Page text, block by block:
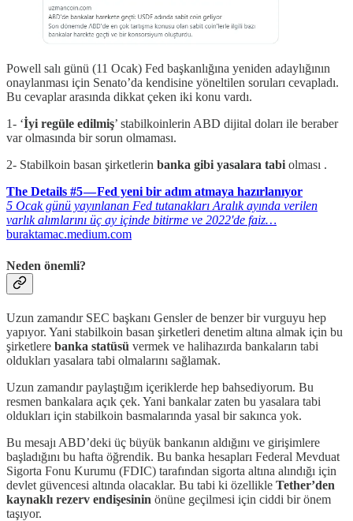
Powell salı günü (11 Ocak) Fed başkanlığına yeniden adaylığının
onaylanması için Senato’da kendisine yöneltilen soruları cevapladı.
Bu cevaplar arasında dikkat çeken iki konu vardı.
1- ‘İyi regüle edilmiş’ stabilkoinlerin ABD dijital doları ile beraber
var olmasında bir sorun olmaması.
2- Stabilkoin basan şirketlerin banka gibi yasalara tabi olması .
The Details #5 — Fed yeni bir adım atmaya hazırlanıyor
5 Ocak günü yayınlanan Fed tutanakları Aralık ayında verilen
varlık alımlarını üç ay içinde bitirme ve 2022'de faiz…
buraktamac.medium.com
Neden önemli?
Uzun zamandır SEC başkanı Gensler de benzer bir vurguyu hep
yapıyor. Yani stabilkoin basan şirketleri denetim altına almak için bu
şirketlere banka statüsü vermek ve halihazırda bankaların tabi
oldukları yasalara tabi olmalarını sağlamak.
Uzun zamandır paylaştığım içeriklerde hep bahsediyorum. Bu
resmen bankalara açık çek. Yani bankalar zaten bu yasalara tabi
oldukları için stabilkoin basmalarında yasal bir sakınca yok.
Bu mesajı ABD’deki üç büyük bankanın aldığını ve girişimlere
başladığını bu hafta öğrendik. Bu banka hesapları Federal Mevduat
Sigorta Fonu Kurumu (FDIC) tarafından sigorta altına alındığı için
devlet güvencesi altında olacaklar. Bu tabi ki özellikle Tether’den
kaynaklı rezerv endişesinin önüne geçilmesi için ciddi bir önem
taşıyor.